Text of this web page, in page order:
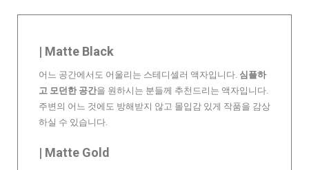
| Matte Black
어느 공간에서도 어울리는 스테디셀러 액자입니다. 심플하
고 모던한 공간을 원하시는 분들께 추천드리는 액자입니다.
주변의 어느 것에도 방해받지 않고 몰입감 있게 작품을 감상
하실 수 있습니다.
| Matte Gold